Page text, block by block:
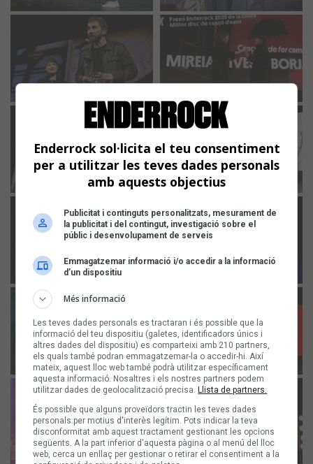
Enderrock sol·licita el teu consentiment
per a utilitzar les teves dades personals
amb aquests objectius
Publicitat i continguts personalitzats, mesurament de
la publicitat i del contingut, investigació sobre el
públic i desenvolupament de serveis
Emmagatzemar informació i/o accedir a la informació
d’un dispositiu
Més informació
Les teves dades personals es tractaran i és possible que la
informació del teu dispositiu (galetes, identificadors únics i
altres dades del dispositiu) es comparteixi amb 210 partners,
els quals també podran emmagatzemar-la o accedir-hi. Així
mateix, aquest lloc web també podrà utilitzar específicament
aquesta informació. Nosaltres i els nostres partners podem
utilitzar dades de geolocalització precisa. Llista de partners.
És possible que alguns proveïdors tractin les teves dades
personals per motius d'interès legítim. Pots indicar la teva
disconformitat amb aquest tractament gestionant les opcions
següents. A la part inferior d'aquesta pàgina o al menú del lloc
web, cerca un enllaç per gestionar o retirar el consentiment a la